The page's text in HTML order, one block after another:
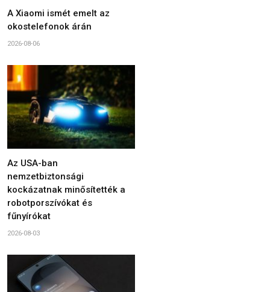
A Xiaomi ismét emelt az
okostelefonok árán
2026-08-06
Az USA-ban
nemzetbiztonsági
kockázatnak minősítették a
robotporszívókat és
fűnyírókat
2026-08-03